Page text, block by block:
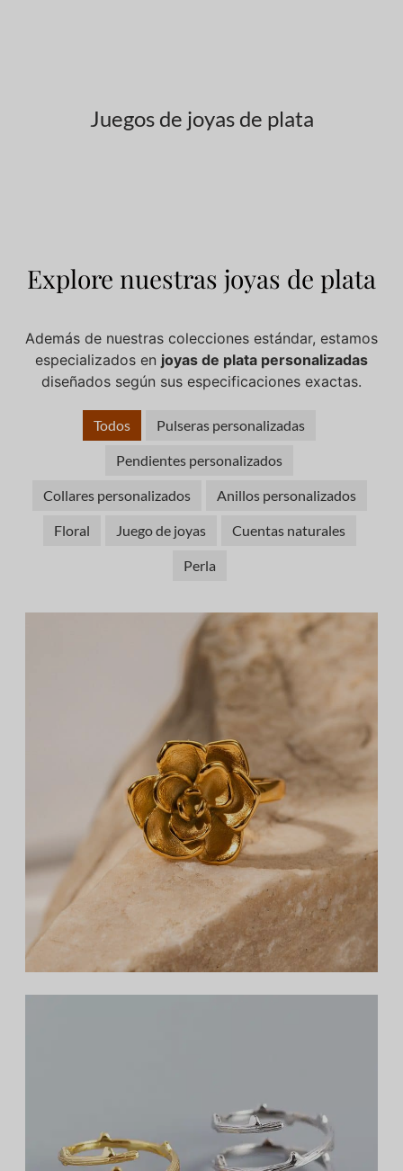
Juegos de joyas de plata
Explore nuestras joyas de plata
Además de nuestras colecciones estándar, estamos
especializados en joyas de plata personalizadas
diseñados según sus especificaciones exactas.
Todos Pulseras personalizadas
Pendientes personalizados
Collares personalizados Anillos personalizados
Floral Juego de joyas Cuentas naturales
Perla